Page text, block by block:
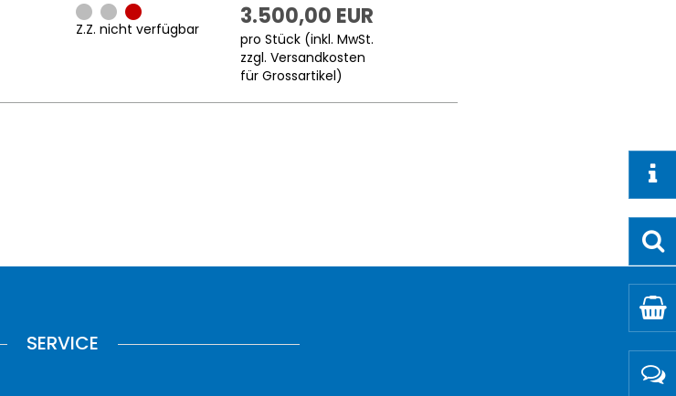
Z.Z. nicht verfügbar 3.500,00 EUR
pro Stück (inkl. MwSt.
zzgl.Versandkosten
für Grossartikel)
SERVICE